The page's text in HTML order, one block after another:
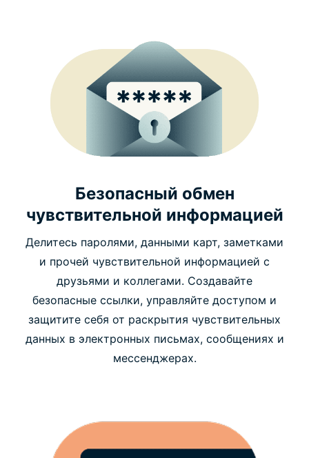
Безопасный обмен
чувствительной информацией
Делитесь паролями, данными карт, заметками
и прочей чувствительной информацией с
друзьями и коллегами. Создавайте
безопасные ссылки, управляйте доступом и
защитите себя от раскрытия чувствительных
данных в электронных письмах, сообщениях и
мессенджерах.